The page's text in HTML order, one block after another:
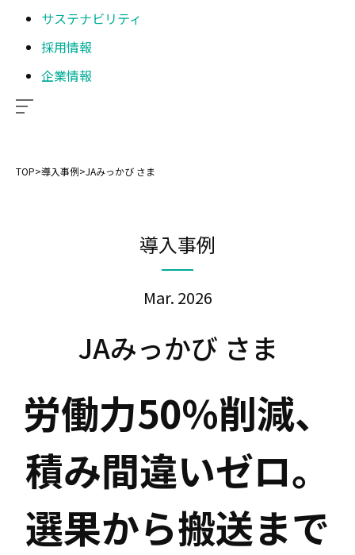
サステナビリティ
採用情報
企業情報
TOP>導入事例>JAみっかび さま
導入事例
Mar. 2026
JAみっかび さま
労働力50%削減、
積み間違いゼロ。
選果から搬送まで